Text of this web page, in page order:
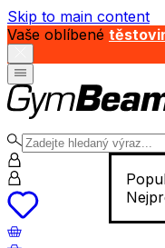
Skip to main content
Vaše oblíbené